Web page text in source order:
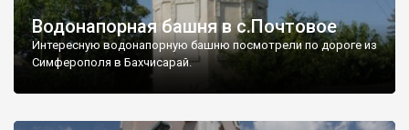
Водонапорная башня в с.Почтовое
Интересную водонапорную башню посмотрели по дороге из
Симферополя в Бахчисарай.